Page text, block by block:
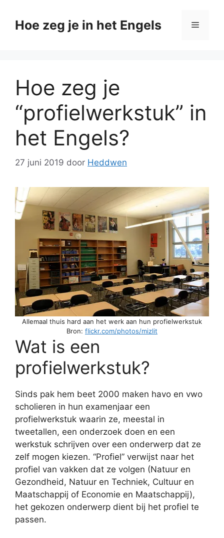
naarHoe zeg je in het Engels Menu
Hoe zeg je
“profielwerkstuk” in
het Engels?
27 juni 2019 door Heddwen
Allemaal thuis hard aan het werk aan hun profielwerkstuk
Bron: flickr.com/photos/mizlit
Wat is een
profielwerkstuk?
Sinds pak hem beet 2000 maken havo en vwo
scholieren in hun examenjaar een
profielwerkstuk waarin ze, meestal in
tweetallen, een onderzoek doen en een
werkstuk schrijven over een onderwerp dat ze
zelf mogen kiezen. “Profiel” verwijst naar het
profiel van vakken dat ze volgen (Natuur en
Gezondheid, Natuur en Techniek, Cultuur en
Maatschappij of Economie en Maatschappij),
het gekozen onderwerp dient bij het profiel te
passen.